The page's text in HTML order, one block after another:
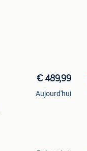
€ 489,99
Aujourd'hui